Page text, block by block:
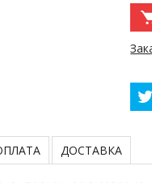
ДОСТАВКА